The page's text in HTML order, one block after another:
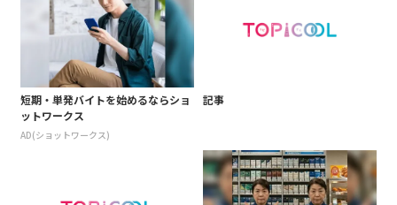
短期・単発バイトを始めるならショ
ットワークス
AD(ショットワークス)
記事